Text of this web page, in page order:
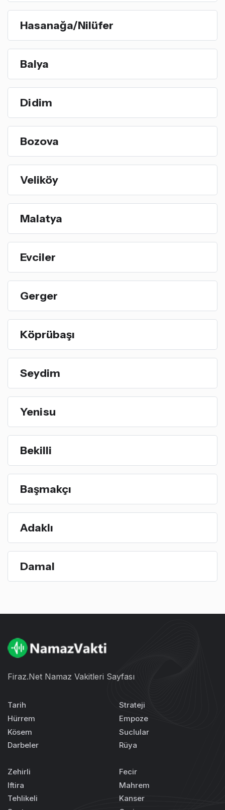
Hasanağa/Nilüfer
Balya
Didim
Bozova
Veliköy
Malatya
Evciler
Gerger
Köprübaşı
Seydim
Yenisu
Bekilli
Başmakçı
Adaklı
Damal
Firaz.Net Namaz Vakitleri Sayfası
Tarih
Hürrem
Kösem
Darbeler
Strateji
Empoze
Suclular
Rüya
Zehirli
Iftira
Tehlikeli
Fecir
Mahrem
Kanser